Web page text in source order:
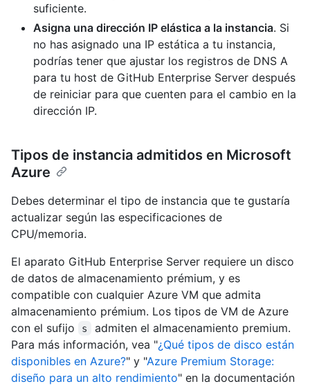
suficiente.
Asigna una dirección IP elástica a la instancia. Si
no has asignado una IP estática a tu instancia,
podrías tener que ajustar los registros de DNS A
para tu host de GitHub Enterprise Server después
de reiniciar para que cuenten para el cambio en la
dirección IP.
Tipos de instancia admitidos en Microsoft
Azure
Debes determinar el tipo de instancia que te gustaría
actualizar según las especificaciones de
CPU/memoria.
El aparato GitHub Enterprise Server requiere un disco
de datos de almacenamiento prémium, y es
compatible con cualquier Azure VM que admita
almacenamiento prémium. Los tipos de VM de Azure
con el sufijo
s
admiten el almacenamiento premium.
Para más información, vea "¿Qué tipos de disco están
disponibles en Azure?" y "Azure Premium Storage:
diseño para un alto rendimiento" en la documentación